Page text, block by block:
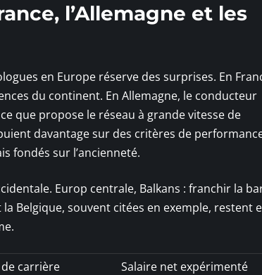
l’Allemagne et les
en Europe réserve des surprises. En
du continent. En Allemagne, le conducteur
que propose le réseau à grande vitesse de
davantage sur des critères de
fondés sur l’ancienneté.
Europ centrale, Balkans : franchir la
la Belgique, souvent citées en exemple, restent
carrière
Salaire net expérimenté